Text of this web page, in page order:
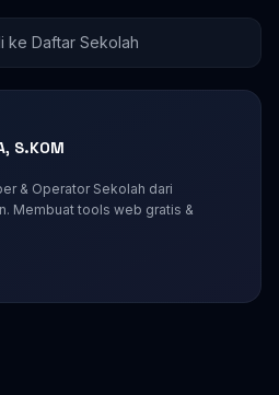
ke Daftar Sekolah
S.KOM
& Operator Sekolah dari
Membuat tools web gratis &